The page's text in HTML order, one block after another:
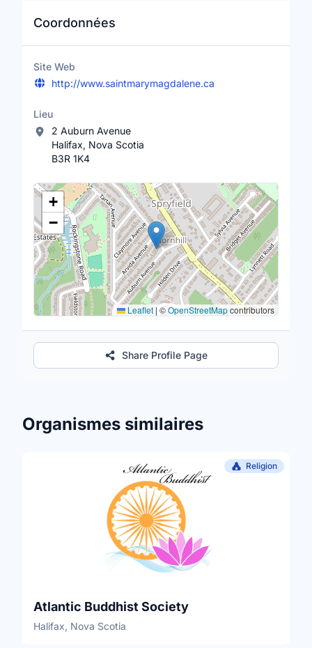
Coordonnées
Site Web
http://www.saintmarymagdalene.ca
Lieu
2 Auburn Avenue
Halifax, Nova Scotia
B3R 1K4
Lieu
+
−
Leaflet | ©OpenStreetMapcontributors
Share Profile Page
Organismes similaires
Religion
Atlantic Buddhist Society
Halifax, Nova Scotia